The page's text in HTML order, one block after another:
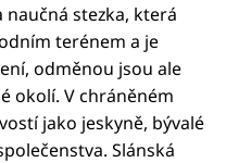
stezka, která
terénem a je
odměnou jsou ale
okolí. V chráněném
jako jeskyně, bývalé
Slánská